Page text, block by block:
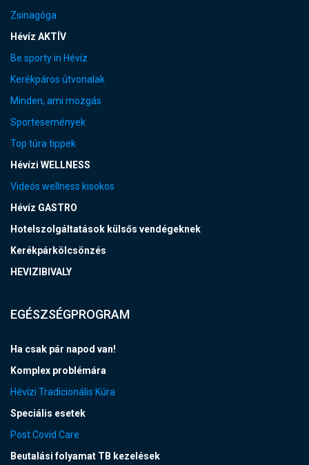
Zsinagóga
Hévíz AKTÍV
Be sporty in Hévíz
Kerékpáros útvonalak
Minden, ami mozgás
Sportesemények
Top túra tippek
Hévízi WELLNESS
Videós wellness kisokos
Hévíz GASTRO
Hotelszolgáltatások külsős vendégeknek
Kerékpárkölcsönzés
HEVIZIBIVALY
EGÉSZSÉGPROGRAM
Ha csak pár napod van!
Komplex problémára
Hévízi Tradicionális Kúra
Speciális esetek
Post Covid Care
Beutalási folyamat TB kezelések